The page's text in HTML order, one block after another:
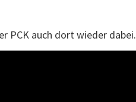
PCK auch dort wieder dabei.